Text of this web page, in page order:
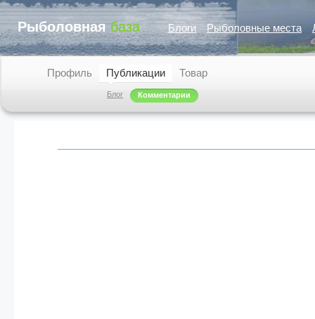
Рыболовная база Блоги Рыболовные места
Профиль Публикации
Блог Комментарии
Товар